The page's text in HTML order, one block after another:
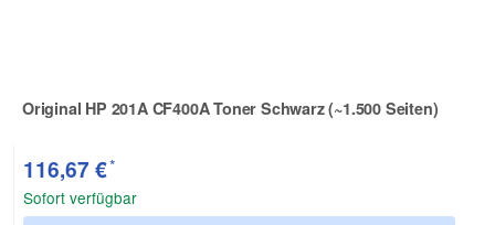
Original HP 201A CF400A Toner Schwarz (~1.500 Seiten)
Zur Artikelbewertung
116,67 €*
Sofort verfügbar